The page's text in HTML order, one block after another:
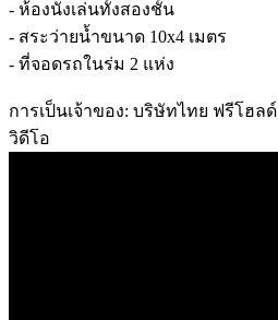
- ห้องนั่งเล่นทั้งสองชั้น
- สระว่ายน้ำขนาด 10x4 เมตร
- ที่จอดรถในร่ม 2 แห่ง
การเป็นเจ้าของ: บริษัทไทย ฟรีโฮลด์
วิดีโอ